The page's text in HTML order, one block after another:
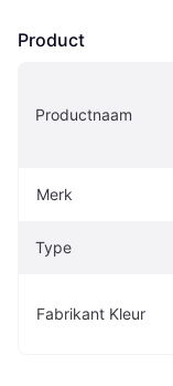
Product
Productnaam
Merk
Type
Fabrikant Kleur